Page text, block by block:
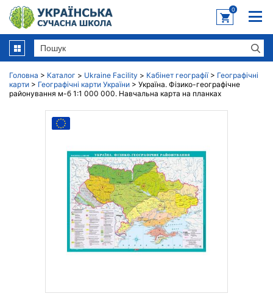
0
Головна > Каталог > Ukraine Facility > Кабінет географії> Географічні
карти > Географічні карти України > Україна. Фізико-географічне
районування м-б 1:1 000 000. Навчальна карта на планках